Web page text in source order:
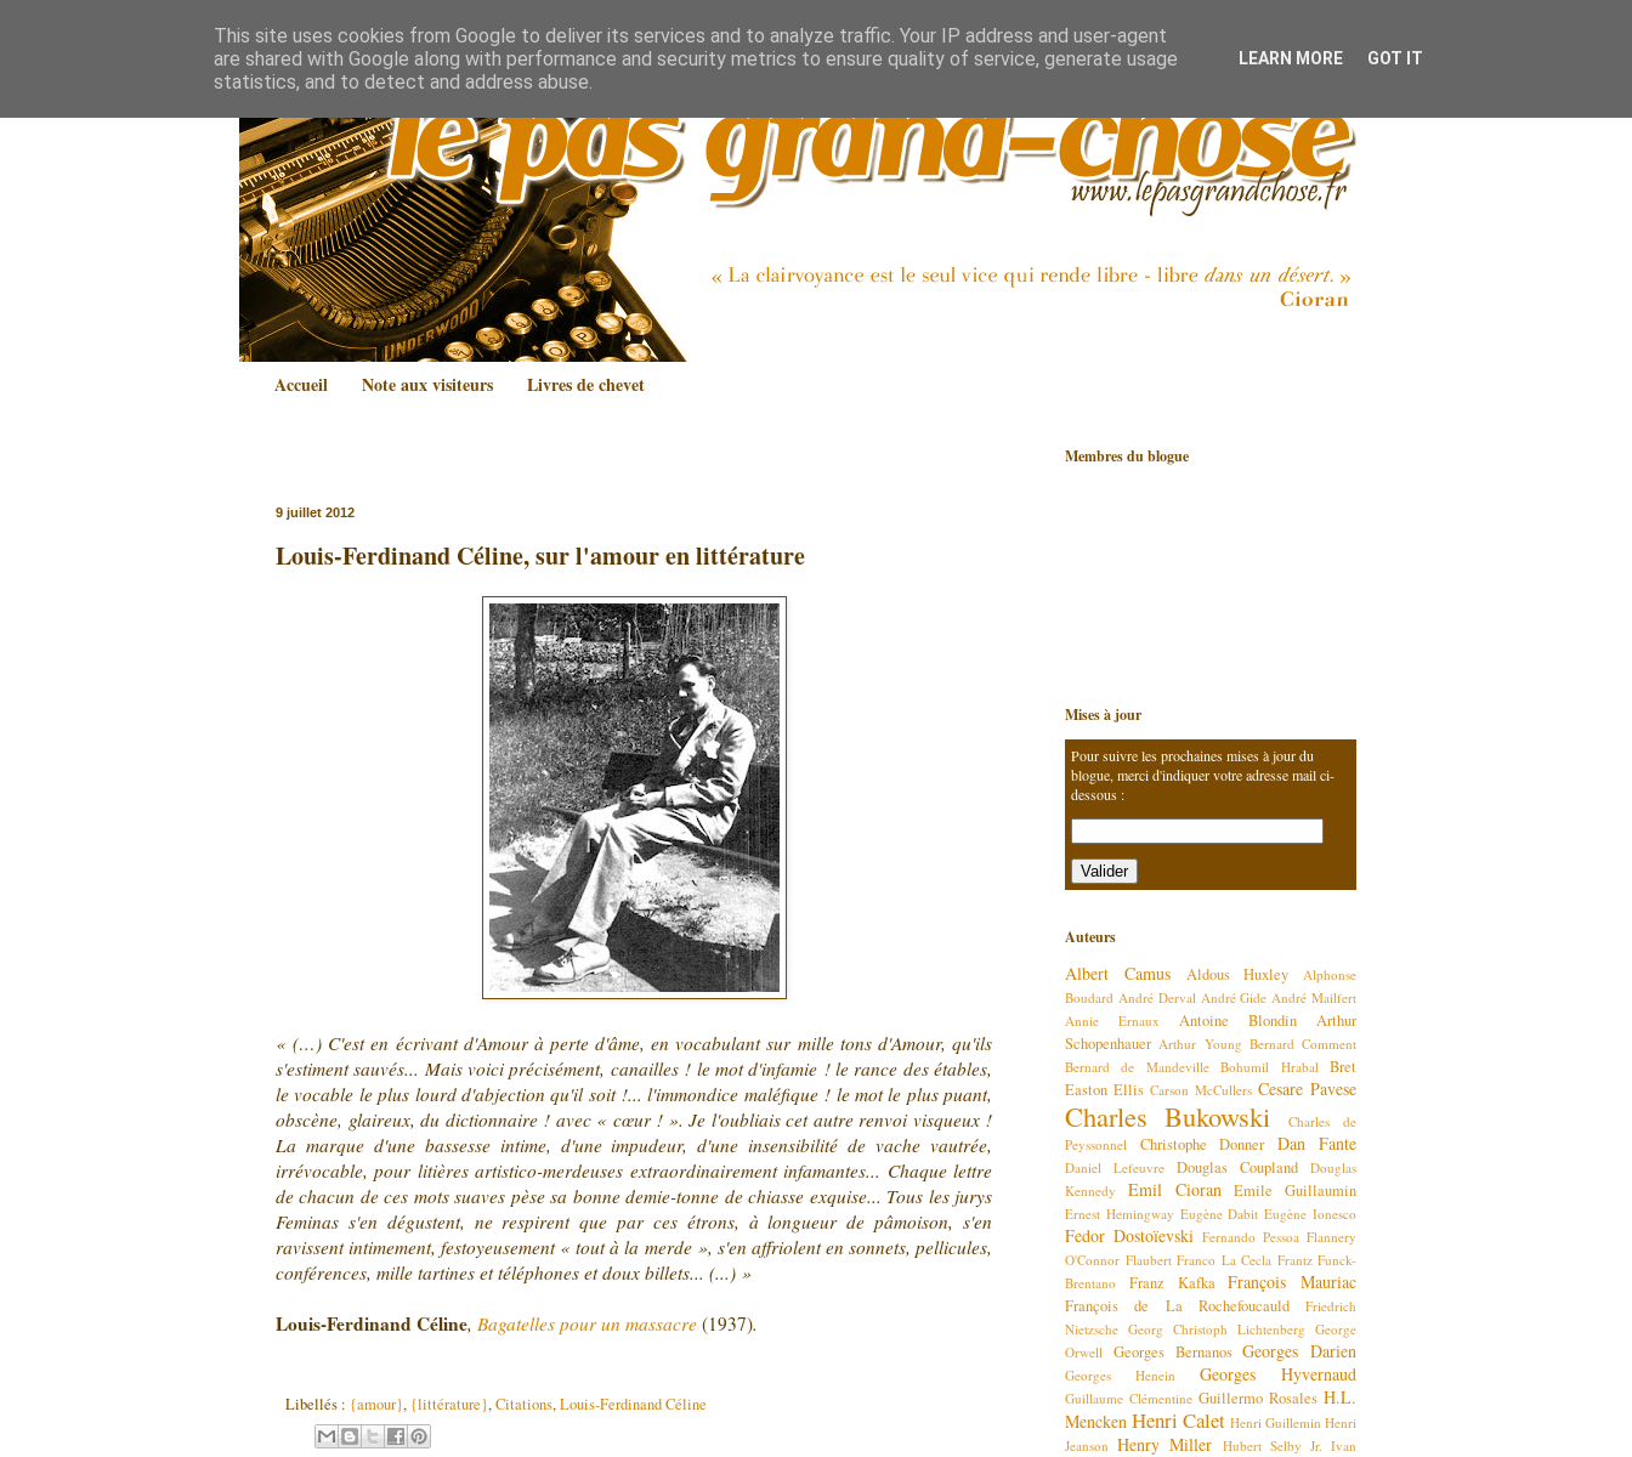
Accueil Note aux visiteurs Livres de chevet
9 juillet 2012
Louis-Ferdinand Céline, sur l'amour en littérature
« (…) C'est en écrivant d'Amour à perte d'âme, en vocabulant sur mille tons d'Amour, qu'ils
s'estiment sauvés... Mais voici précisément, canailles ! le mot d'infamie ! le rance des étables,
le vocable le plus lourd d'abjection qu'il soit !... l'immondice maléfique ! le mot le plus puant,
obscène, glaireux, du dictionnaire ! avec « cœur ! ». Je l'oubliais cet autre renvoi visqueux !
La marque d'une bassesse intime, d'une impudeur, d'une insensibilité de vache vautrée,
irrévocable, pour litières artistico-merdeuses extraordinairement infamantes... Chaque lettre
de chacun de ces mots suaves pèse sa bonne demie-tonne de chiasse exquise... Tous les jurys
Feminas s'en dégustent, ne respirent que par ces étrons, à longueur de pâmoison, s'en
ravissent intimement, festoyeusement « tout à la merde », s'en affriolent en sonnets, pellicules,
conférences, mille tartines et téléphones et doux billets... (...) »
Louis-Ferdinand Céline, Bagatelles pour un massacre (1937).
Libellés : {amour}, {littérature},Citations,Louis-Ferdinand Céline
Membres du blogue
Mises à jour
Pour suivre les prochaines mises à jour du
blogue, merci d'indiquer votre adresse mail ci-
dessous :
Auteurs
Albert Camus Aldous Huxley
Alphonse
Boudard André Derval André Gide André Mailfert
Annie Ernaux
Antoine Blondin
Arthur
Schopenhauer Arthur Young Bernard Comment
Bernard de Mandeville
Bohumil Hrabal
Bret
Easton Ellis Carson McCullers Cesare Pavese
Charles Bukowski
Charles de
Peyssonnel
Christophe Donner Dan Fante
Daniel Lefeuvre Douglas Coupland
Douglas
Kennedy
Emil Cioran Emile Guillaumin
Ernest Hemingway Eugène Dabit Eugène Ionesco
Fedor Dostoïevski Fernando Pessoa Flannery
O'Connor Flaubert Franco La Cecla Frantz Funck-
Brentano
Franz Kafka François Mauriac
François de La Rochefoucauld
Friedrich
Nietzsche Georg Christoph Lichtenberg George
Orwell
Georges Bernanos Georges Darien
Georges Henein Georges Hyvernaud
Guillaume Clémentine Guillermo Rosales H.L.
Mencken Henri Calet Henri Guillemin Henri
Jeanson Henry Miller Hubert Selby Jr. Ivan
This site uses cookies from Google to deliver its services and to analyze traffic. Your IP address and user-agent
are shared with Google along with performance and security metrics to ensure quality of service, generate usage
statistics, and to detect and address abuse.
LEARN MORE GOT IT